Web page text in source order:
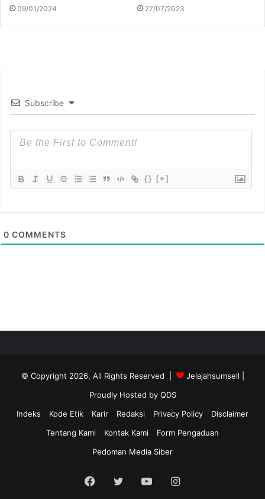
09/01/2024 27/07/2023
Subscribe
{} [+]
0 COMMENTS
© Copyright 2026, All Rights Reserved | Jelajahsumsell
Proudly Hosted by QDS
Indeks
Kode Etik Karir Redaksi Privacy Policy
Disclaimer
Tentang Kami
Kontak Kami
Form Pengaduan
Pedoman Media Siber
Facebook
Twitter YouTubeInstagram